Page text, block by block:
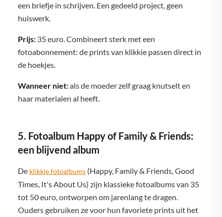
een briefje in schrijven. Een gedeeld project, geen
huiswerk.
Prijs: 35 euro. Combineert sterk met een
fotoabonnement: de prints van klikkie passen direct in
de hoekjes.
Wanneer niet:als de moeder zelf graag knutselt en
haar materialen al heeft.
5. Fotoalbum Happy of Family & Friends:
een blijvend album
De klikkie fotoalbums (Happy, Family & Friends, Good
Times, It's About Us) zijn klassieke fotoalbums van 35
tot 50 euro, ontworpen om jarenlang te dragen.
Ouders gebruiken ze voor hun favoriete prints uit het